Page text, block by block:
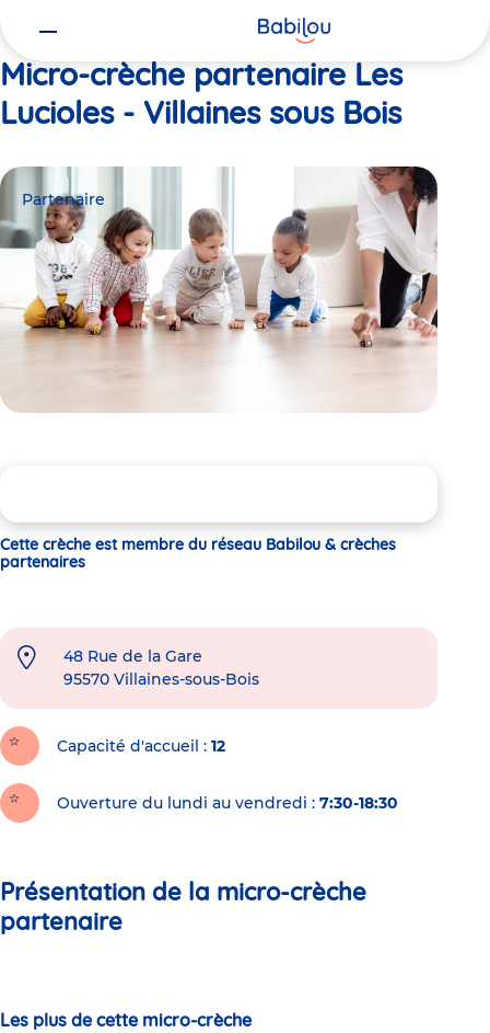
Micro-crèche partenaire Les
Lucioles - Villaines sous Bois
Partenaire
Cette crèche est membre du réseau Babilou & crèches
partenaires
48 Rue de la Gare
95570 Villaines-sous-Bois
Capacité d'accueil 12
Ouverture du lundi au vendredi : 7:30-18:30
Présentation de la micro-crèche
partenaire
Les plus de cette micro-crèche